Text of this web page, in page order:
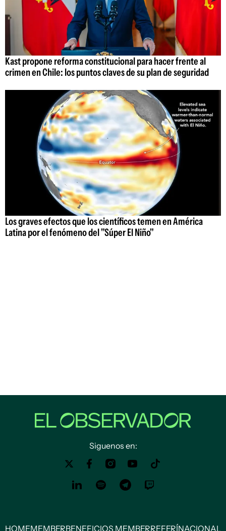
Kast propone reforma constitucional para hacer frente al
crimen en Chile: los puntos claves de su plan de seguridad
Los graves efectos que los científicos temen en América
Latina por el fenómeno del "Súper El Niño"
Siguenos en:
HOMEMEMBERBENEFICIOS MEMBERREFERÍNACIONAL